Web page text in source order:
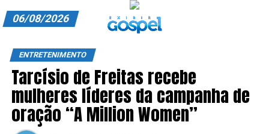
ANUNCIE CONOSCO
CARRINHO
06/08/2026
ENTRETENIMENTO
Tarcísio de Freitas recebe
mulheres líderes da campanha de
oração “A Million Women”